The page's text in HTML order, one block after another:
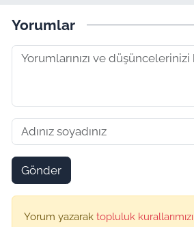
Yorumlar
Gönder
Yorum yazarak topluluk kurallarımızı